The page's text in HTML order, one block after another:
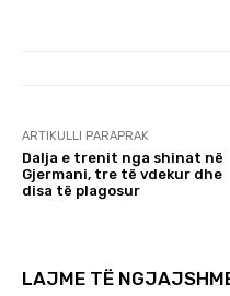
ARTIKULLI PARAPRAK
Dalja e trenit nga shinat në
Gjermani, tre të vdekur dhe
disa të plagosur
LAJME TË